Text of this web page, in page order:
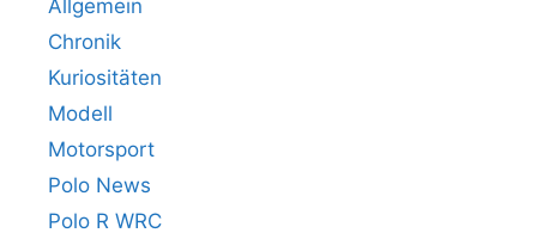
Allgemein
Chronik
Kuriositäten
Modell
Motorsport
Polo News
Polo R WRC